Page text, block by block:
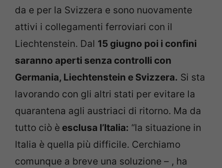
da e per la Svizzera e sono nuovamente
attivi i collegamenti ferroviari con il
Liechtenstein. Dal 15 giugno poi i confini
saranno aperti senza controlli con
Germania, Liechtenstein e Svizzera. Si sta
lavorando con gli altri stati per evitare la
quarantena agli austriaci di ritorno. Ma da
tutto ciò è esclusa l’Italia: “la situazione in
Italia è quella più difficile. Cerchiamo
comunque a breve una soluzione – , ha